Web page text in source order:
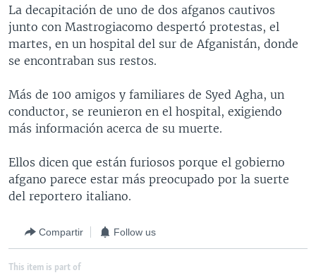
LAS CLAVES
PANORAMA
BUENOS DÍAS AMÉRICA
ESTADOS UNIDOS AL DÍA
EL MUNDO AL DÍA [RADIO]
DEPORTIVO INTERNACIONAL
NOTA ECONÓMICA
ENTRETENIMIENTO
Learning English
SÍGANOS
Idiomas
La decapitación de uno de dos afganos cautivos
junto con Mastrogiacomo despertó protestas, el
martes, en un hospital del sur de Afganistán, donde
se encontraban sus restos.
Más de 100 amigos y familiares de Syed Agha, un
conductor, se reunieron en el hospital, exigiendo
más información acerca de su muerte.
Ellos dicen que están furiosos porque el gobierno
afgano parece estar más preocupado por la suerte
del reportero italiano.
Compartir Follow us
This item is part of